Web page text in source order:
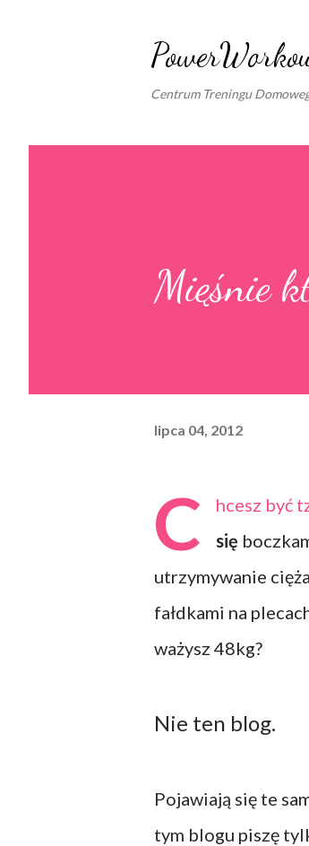
Centrum Treningu
Mięśnie
lipca 04, 2012
C hcesz być
się
utrzymywanie
fałdkami na
ważysz 48kg?
Nie ten blog.
Pojawiają się te
tym blogu piszę